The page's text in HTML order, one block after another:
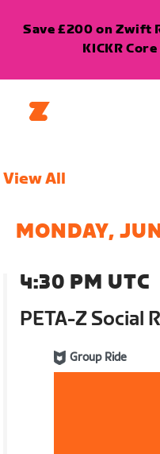
Save £200 on Zwift
KICKR
View All
MONDAY,
4:30 PM UTC
PETA-Z Social
Group Ride